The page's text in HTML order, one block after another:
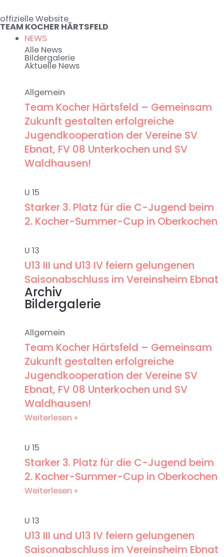
Inhalt
springen
offizielle Website
TEAM KOCHER HÄRTSFELD
NEWS
Alle News
Bildergalerie
Aktuelle News
Allgemein
Team Kocher Härtsfeld – Gemeinsam
Zukunft gestalten erfolgreiche
Jugendkooperation der Vereine SV
Ebnat, FV 08 Unterkochen und SV
Waldhausen!
U 15
Starker 3. Platz für die C-Jugend beim
2. Kocher-Summer-Cup in Oberkochen
U 13
U13 III und U13 IV feiern gelungenen
Saisonabschluss im Vereinsheim Ebnat
Archiv
Bildergalerie
Allgemein
Team Kocher Härtsfeld – Gemeinsam
Zukunft gestalten erfolgreiche
Jugendkooperation der Vereine SV
Ebnat, FV 08 Unterkochen und SV
Waldhausen!
Weiterlesen »
U 15
Starker 3. Platz für die C-Jugend beim
2. Kocher-Summer-Cup in Oberkochen
Weiterlesen »
U 13
U13 III und U13 IV feiern gelungenen
Saisonabschluss im Vereinsheim Ebnat